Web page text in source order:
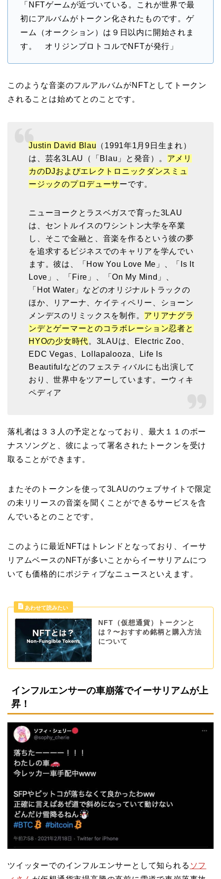
「NFTゲームが近づいている。これが世界で最
初にアルバムがトークン化されたものです。ゲ
ーム（オークション）は９日以内に開始されま
す。 オリジンプロトコルでNFTが発行」
このような音楽のフルアルバムがNFTとしてトークン
されることは始めてとのことです。
Justin David Blau （1991年1月9日生まれ）
は、芸名3LAU（「Blau」と発音）。 アメリ
カのDJおよびエレクトロニックダンスミュ
ージックのプロデューサーです。
ニューヨークとラスベガスで育った3LAU
は、セントルイスのワシントン大学を卒業
し、そこで金融と、音楽を作るという彼の夢
を追求するビジネスでのキャリアを学んでい
ます。彼は、「How You Love Me」、「Is It
Love」、「Fire」、「On My Mind」、
「Hot Water」などのオリジナルトラックの
ほか、リアーナ、ケイティペリー、ショーン
メンデスのリミックスを制作。 アリアナグラ
ンデとゲーマーとのコラボレーション忍者と
HYOの少女時代。3LAUは、Electric Zoo、
EDC Vegas、Lollapalooza、Life Is
Beautifulなどのフェスティバルにも出演して
おり、世界中をツアーしています。ーウィキ
ペディア
落札者は３３人の予定となっており、最大１１のボー
ナスソングと、彼によって署名されたトークンを受け
取ることができます。
またそのトークンを使って3LAUのウェブサイトで限定
の未リリースの音楽を聞くことができるサービスを含
んでいるとのことです。
このように最近NFTはトレンドとなっており、イーサ
リアムベースのNFTが多いことからイーサリアムにつ
いても価格的にポジティブなニュースといえます。
NFT（仮想通貨）トークンと
は？〜おすすめ銘柄と購入方法
について
インフルエンサーの車崩落でイーサリアムが上
昇！
ツイッターでのインフルエンサーとして知られる ソフ